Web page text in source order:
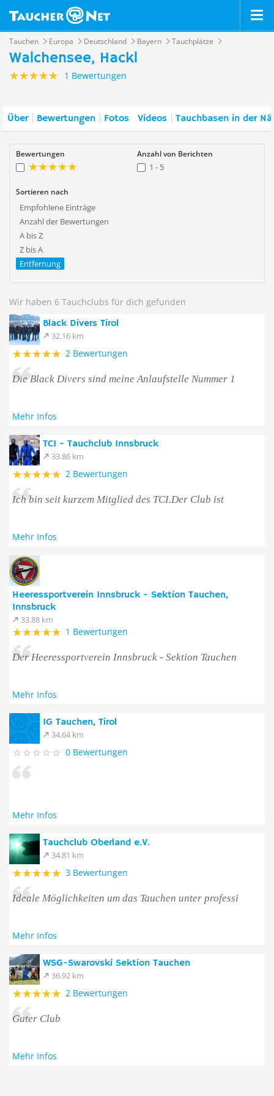
Tauchen Europa Deutschland Bayern Tauchplätze
Walchensee, Hackl
1 Bewertungen
Über Bewertungen Fotos Videos Tauchbasen in der
Bewertungen Anzahl von Berichten
1 - 5
Sortieren nach
Empfohlene Einträge
Anzahl der Bewertungen
A bis Z
Z bis A
Entfernung
Wir haben 6 Tauchclubs für dich gefunden
Black Divers Tirol
32.16 km
2 Bewertungen
Die Black Divers sind meine Anlaufstelle Nummer 1
Mehr Infos
TCI - Tauchclub Innsbruck
33.86 km
2 Bewertungen
Ich bin seit kurzem Mitglied des TCI.Der Club ist
Mehr Infos
Heeressportverein Innsbruck - Sektion Tauchen,
Innsbruck
33.88 km
1 Bewertungen
Der Heeressportverein Innsbruck - Sektion Tauchen
Mehr Infos
IG Tauchen, Tirol
34.64 km
0 Bewertungen
Mehr Infos
Tauchclub Oberland e.V.
34.81 km
3 Bewertungen
Ideale Möglichkeiten um das Tauchen unter professi
Mehr Infos
WSG-Swarovski Sektion Tauchen
36.92 km
2 Bewertungen
Guter Club
Mehr Infos